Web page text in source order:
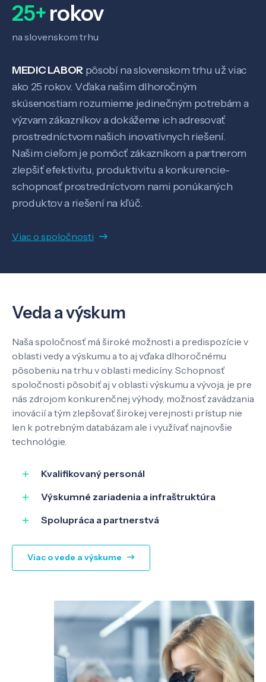
Veda a výskum
Know-how
O nás
Kontakt
25+rokov
na slovenskom trhu
MEDIC LABOR pôsobí na slovenskom trhu už viac
ako 25 rokov. Vďaka našim dlhoročným
skúsenostiam rozumieme jedinečným potrebám a
výzvam zákazníkov a dokážeme ich adresovať
prostredníctvom našich inovatívnych riešení.
Našim cieľom je pomôcť zákazníkom a partnerom
zlepšiť efektivitu, produktivitu a konkurencie-
schopnosť prostredníctvom nami ponúkaných
produktov a riešení na kľúč.
Viac o spoločnosti
Veda a výskum
Naša spoločnosť má široké možnosti a predispozície v
oblasti vedy a výskumu a to aj vďaka dlhoročnému
pôsobeniu na trhu v oblasti medicíny. Schopnosť
spoločnosti pôsobiť aj v oblasti výskumu a vývoja, je pre
nás zdrojom konkurenčnej výhody, možnosť zavádzania
inovácií a tým zlepšovať širokej verejnosti prístup nie
len k potrebným databázam ale i využívať najnovšie
technológie.
Kvalifikovaný personál
Výskumné zariadenia a infraštruktúra
Spolupráca a partnerstvá
Viac o vede a výskume